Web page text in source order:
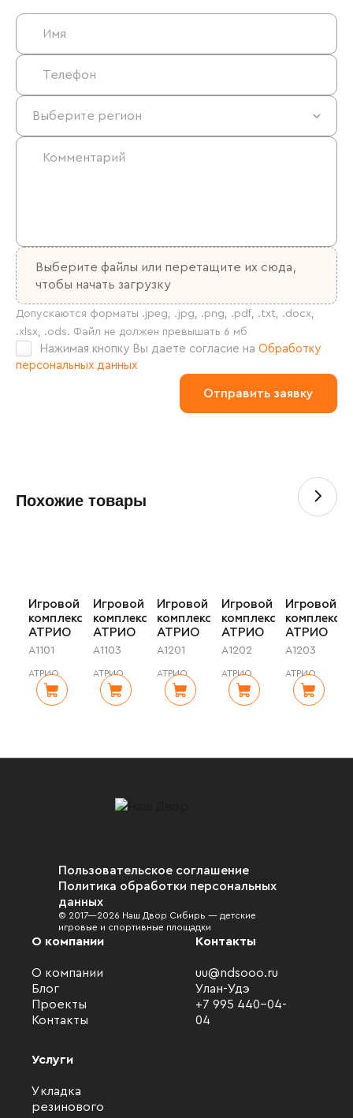
Выберите файлы или перетащите их сюда,
чтобы начать загрузку
Нажимая кнопку Вы даете согласие на Обработку
персональных данных
Похожие товары
Игровой
комплекс
АТРИО
A1101
АТРИО
Игровой
комплекс
АТРИО
A1103
АТРИО
Игровой
комплекс
АТРИО
A1201
АТРИО
Игровой
комплекс
АТРИО
A1202
АТРИО
Игровой
комплекс
АТРИО
A1203
АТРИО
Пользовательское соглашение
Политика обработки персональных
данных
© 2017—2026 Наш Двор Сибирь — детские
игровые и спортивные площадки
О компании
О компании
Блог
Проекты
Контакты
Услуги
Укладка
резинового
Контакты
uu@ndsooo.ru
Улан-Удэ
+7 995 440-04-
04